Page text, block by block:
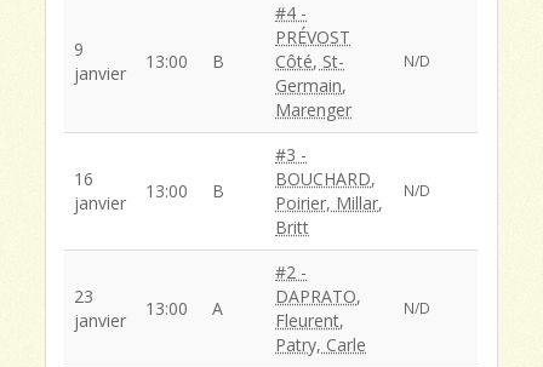
9
janvier
13:00 B
#4 -
PRÉVOST
Côté, St-
Germain,
Marenger
N/D
16
janvier
13:00 B
#3 -
BOUCHARD,
Poirier, Millar,
Britt
N/D
23
janvier
13:00 A
#2 -
DAPRATO,
Fleurent,
Patry, Carle
N/D